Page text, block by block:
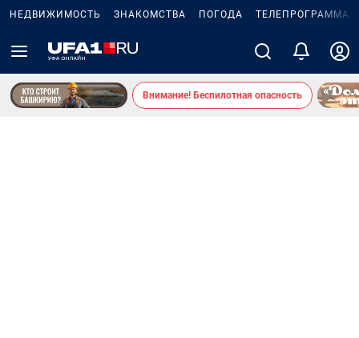
НЕДВИЖИМОСТЬ ЗНАКОМСТВА ПОГОДА ТЕЛЕПРОГРАММА
Внимание! Беспилотная опасность